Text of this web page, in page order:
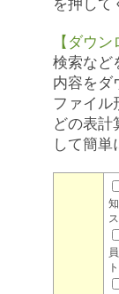
を押して
【ダウン
検索など
内容をダ
ファイル
どの表計
して簡単
ト